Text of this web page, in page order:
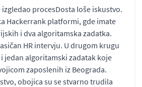
izgledao procesDosta loše iskustvo.
Hackerrank platformi, gde imate
i dva algoritamska zadatka.
HR intervju. U drugom krugu
jedan algoritamski zadatak koje
zaposlenih iz Beograda.
obojica su se stvarno trudila